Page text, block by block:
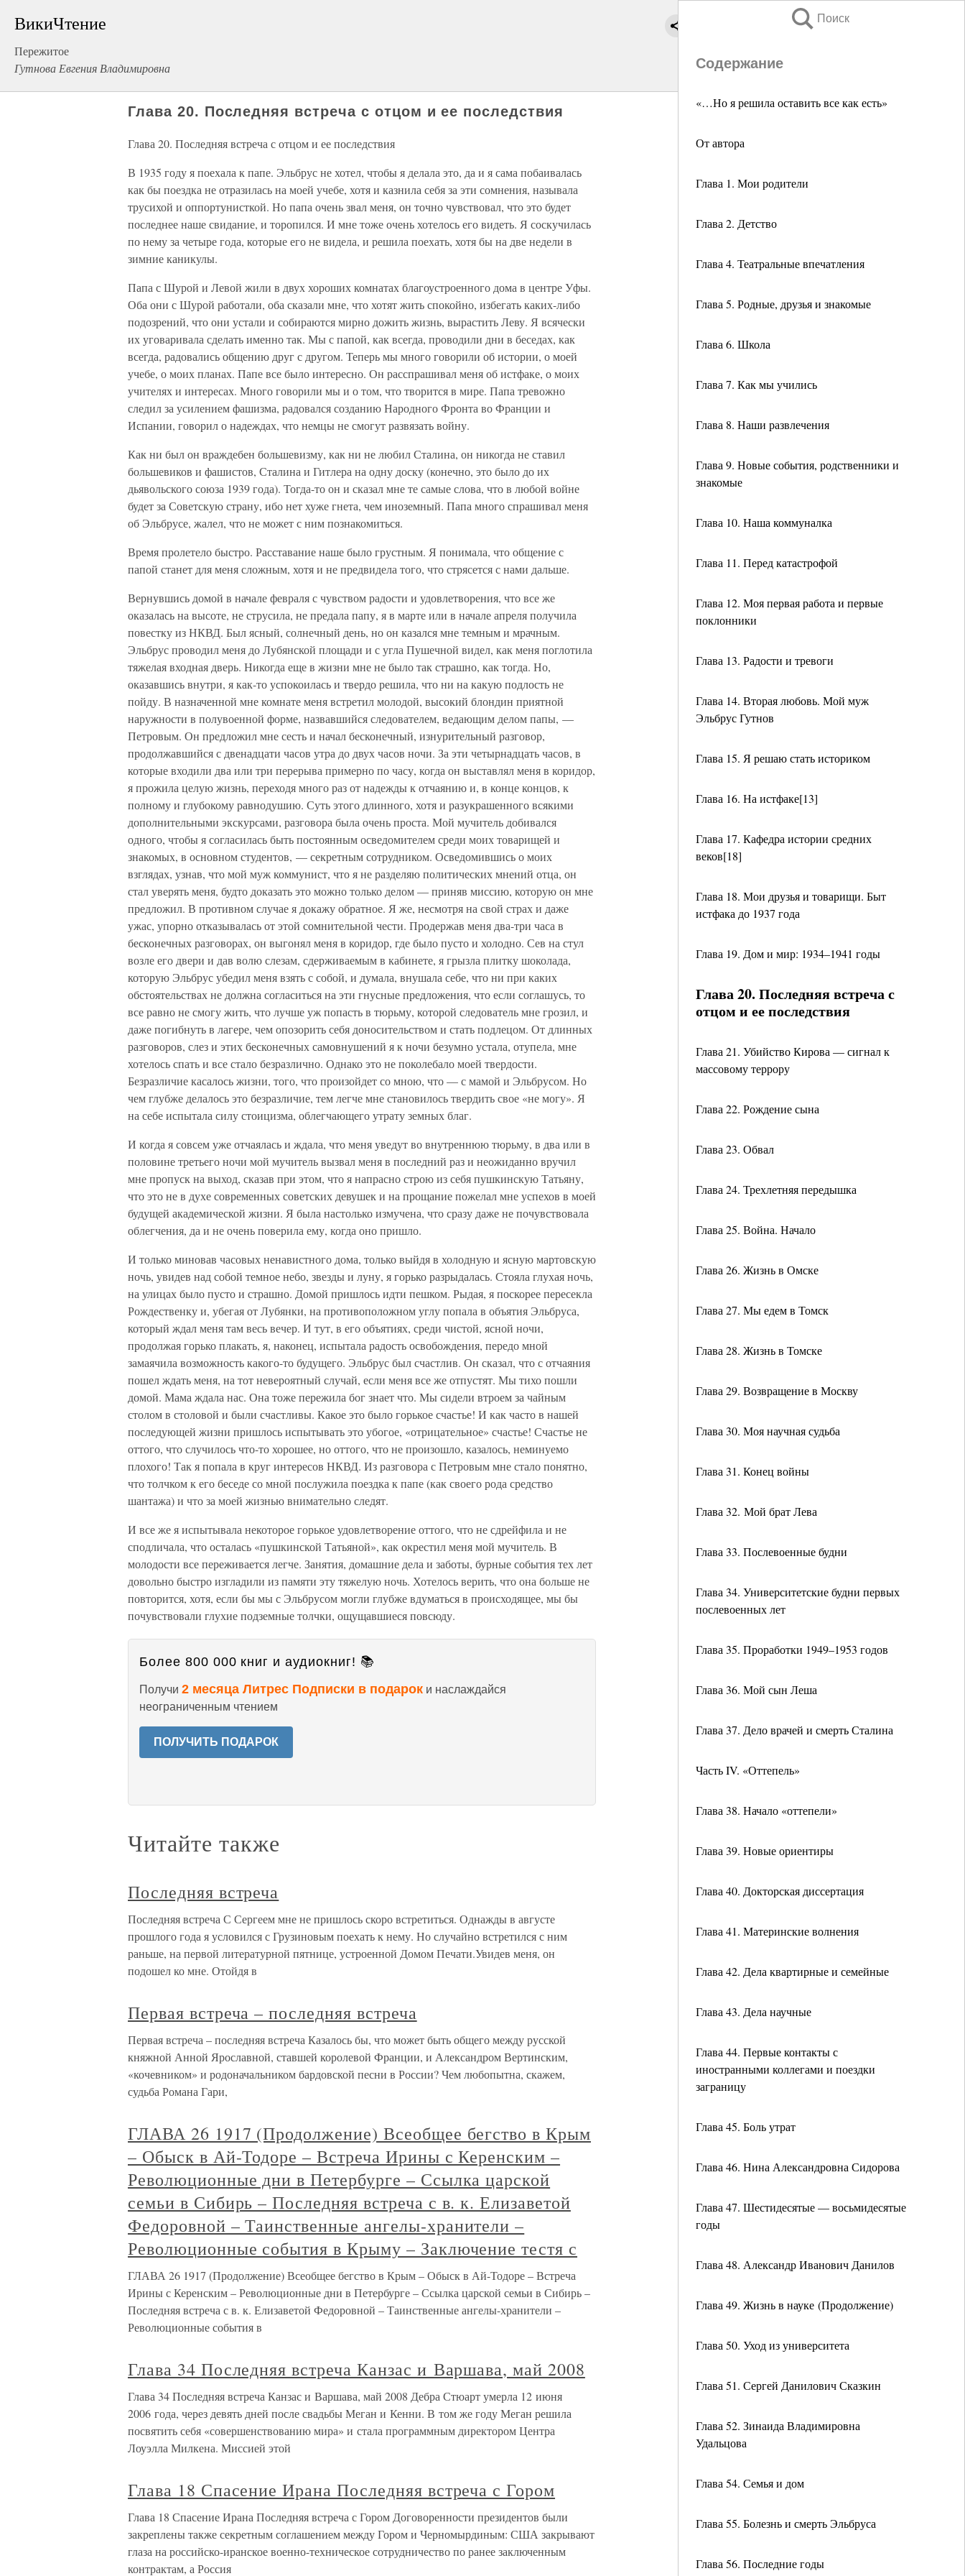
ВикиЧтение
Пережитое
Гутнова Евгения Владимировна
Поиск
Содержание
«…Но я решила оставить все как есть»
От автора
Глава 1. Мои родители
Глава 2. Детство
Глава 4. Театральные впечатления
Глава 5. Родные, друзья и знакомые
Глава 6. Школа
Глава 7. Как мы учились
Глава 8. Наши развлечения
Глава 9. Новые события, родственники и
знакомые
Глава 10. Наша коммуналка
Глава 11. Перед катастрофой
Глава 12. Моя первая работа и первые
поклонники
Глава 13. Радости и тревоги
Глава 14. Вторая любовь. Мой муж
Эльбрус Гутнов
Глава 15. Я решаю стать историком
Глава 16. На истфаке[13]
Глава 17. Кафедра истории средних
веков[18]
Глава 18. Мои друзья и товарищи. Быт
истфака до 1937 года
Глава 19. Дом и мир: 1934–1941 годы
Глава 20. Последняя встреча с
отцом и ее последствия
Глава 21. Убийство Кирова — сигнал к
массовому террору
Глава 22. Рождение сына
Глава 23. Обвал
Глава 24. Трехлетняя передышка
Глава 25. Война. Начало
Глава 26. Жизнь в Омске
Глава 27. Мы едем в Томск
Глава 28. Жизнь в Томске
Глава 29. Возвращение в Москву
Глава 30. Моя научная судьба
Глава 31. Конец войны
Глава 32. Мой брат Лева
Глава 33. Послевоенные будни
Глава 34. Университетские будни первых
послевоенных лет
Глава 35. Проработки 1949–1953 годов
Глава 36. Мой сын Леша
Глава 37. Дело врачей и смерть Сталина
Часть IV. «Оттепель»
Глава 38. Начало «оттепели»
Глава 39. Новые ориентиры
Глава 40. Докторская диссертация
Глава 41. Материнские волнения
Глава 42. Дела квартирные и семейные
Глава 43. Дела научные
Глава 44. Первые контакты с
иностранными коллегами и поездки
заграницу
Глава 45. Боль утрат
Глава 46. Нина Александровна Сидорова
Глава 47. Шестидесятые — восьмидесятые
годы
Глава 48. Александр Иванович Данилов
Глава 49. Жизнь в науке (Продолжение)
Глава 50. Уход из университета
Глава 51. Сергей Данилович Сказкин
Глава 52. Зинаида Владимировна
Удальцова
Глава 54. Семья и дом
Глава 55. Болезнь и смерть Эльбруса
Глава 56. Последние годы
Глава 20. Последняя встреча с отцом и ее последствия
Глава 20. Последняя встреча с отцом и ее последствия
В 1935 году я поехала к папе. Эльбрус не хотел, чтобы я делала это, да и я сама побаивалась
как бы поездка не отразилась на моей учебе, хотя и казнила себя за эти сомнения, называла
трусихой и оппортунисткой. Но папа очень звал меня, он точно чувствовал, что это будет
последнее наше свидание, и торопился. И мне тоже очень хотелось его видеть. Я соскучилась
по нему за четыре года, которые его не видела, и решила поехать, хотя бы на две недели в
зимние каникулы.
Папа с Шурой и Левой жили в двух хороших комнатах благоустроенного дома в центре Уфы.
Оба они с Шурой работали, оба сказали мне, что хотят жить спокойно, избегать каких-либо
подозрений, что они устали и собираются мирно дожить жизнь, вырастить Леву. Я всячески
их уговаривала сделать именно так. Мы с папой, как всегда, проводили дни в беседах, как
всегда, радовались общению друг с другом. Теперь мы много говорили об истории, о моей
учебе, о моих планах. Папе все было интересно. Он расспрашивал меня об истфаке, о моих
учителях и интересах. Много говорили мы и о том, что творится в мире. Папа тревожно
следил за усилением фашизма, радовался созданию Народного Фронта во Франции и
Испании, говорил о надеждах, что немцы не смогут развязать войну.
Как ни был он враждебен большевизму, как ни не любил Сталина, он никогда не ставил
большевиков и фашистов, Сталина и Гитлера на одну доску (конечно, это было до их
дьявольского союза 1939 года). Тогда-то он и сказал мне те самые слова, что в любой войне
будет за Советскую страну, ибо нет хуже гнета, чем иноземный. Папа много спрашивал меня
об Эльбрусе, жалел, что не может с ним познакомиться.
Время пролетело быстро. Расставание наше было грустным. Я понимала, что общение с
папой станет для меня сложным, хотя и не предвидела того, что стрясется с нами дальше.
Вернувшись домой в начале февраля с чувством радости и удовлетворения, что все же
оказалась на высоте, не струсила, не предала папу, я в марте или в начале апреля получила
повестку из НКВД. Был ясный, солнечный день, но он казался мне темным и мрачным.
Эльбрус проводил меня до Лубянской площади и с угла Пушечной видел, как меня поглотила
тяжелая входная дверь. Никогда еще в жизни мне не было так страшно, как тогда. Но,
оказавшись внутри, я как-то успокоилась и твердо решила, что ни на какую подлость не
пойду. В назначенной мне комнате меня встретил молодой, высокий блондин приятной
наружности в полувоенной форме, назвавшийся следователем, ведающим делом папы, —
Петровым. Он предложил мне сесть и начал бесконечный, изнурительный разговор,
продолжавшийся с двенадцати часов утра до двух часов ночи. За эти четырнадцать часов, в
которые входили два или три перерыва примерно по часу, когда он выставлял меня в коридор,
я прожила целую жизнь, переходя много раз от надежды к отчаянию и, в конце концов, к
полному и глубокому равнодушию. Суть этого длинного, хотя и разукрашенного всякими
дополнительными экскурсами, разговора была очень проста. Мой мучитель добивался
одного, чтобы я согласилась быть постоянным осведомителем среди моих товарищей и
знакомых, в основном студентов, — секретным сотрудником. Осведомившись о моих
взглядах, узнав, что мой муж коммунист, что я не разделяю политических мнений отца, он
стал уверять меня, будто доказать это можно только делом — приняв миссию, которую он мне
предложил. В противном случае я докажу обратное. Я же, несмотря на свой страх и даже
ужас, упорно отказывалась от этой сомнительной чести. Продержав меня два-три часа в
бесконечных разговорах, он выгонял меня в коридор, где было пусто и холодно. Сев на стул
возле его двери и дав волю слезам, сдерживаемым в кабинете, я грызла плитку шоколада,
которую Эльбрус убедил меня взять с собой, и думала, внушала себе, что ни при каких
обстоятельствах не должна согласиться на эти гнусные предложения, что если соглашусь, то
все равно не смогу жить, что лучше уж попасть в тюрьму, которой следователь мне грозил, и
даже погибнуть в лагере, чем опозорить себя доносительством и стать подлецом. От длинных
разговоров, слез и этих бесконечных самовнушений я к ночи безумно устала, отупела, мне
хотелось спать и все стало безразлично. Однако это не поколебало моей твердости.
Безразличие касалось жизни, того, что произойдет со мною, что — с мамой и Эльбрусом. Но
чем глубже делалось это безразличие, тем легче мне становилось твердить свое «не могу». Я
на себе испытала силу стоицизма, облегчающего утрату земных благ.
И когда я совсем уже отчаялась и ждала, что меня уведут во внутреннюю тюрьму, в два или в
половине третьего ночи мой мучитель вызвал меня в последний раз и неожиданно вручил
мне пропуск на выход, сказав при этом, что я напрасно строю из себя пушкинскую Татьяну,
что это не в духе современных советских девушек и на прощание пожелал мне успехов в моей
будущей академической жизни. Я была настолько измучена, что сразу даже не почувствовала
облегчения, да и не очень поверила ему, когда оно пришло.
И только миновав часовых ненавистного дома, только выйдя в холодную и ясную мартовскую
ночь, увидев над собой темное небо, звезды и луну, я горько разрыдалась. Стояла глухая ночь,
на улицах было пусто и страшно. Домой пришлось идти пешком. Рыдая, я поскорее пересекла
Рождественку и, убегая от Лубянки, на противоположном углу попала в объятия Эльбруса,
который ждал меня там весь вечер. И тут, в его объятиях, среди чистой, ясной ночи,
продолжая горько плакать, я, наконец, испытала радость освобождения, передо мной
замаячила возможность какого-то будущего. Эльбрус был счастлив. Он сказал, что с отчаяния
пошел ждать меня, на тот невероятный случай, если меня все же отпустят. Мы тихо пошли
домой. Мама ждала нас. Она тоже пережила бог знает что. Мы сидели втроем за чайным
столом в столовой и были счастливы. Какое это было горькое счастье! И как часто в нашей
последующей жизни пришлось испытывать это убогое, «отрицательное» счастье! Счастье не
оттого, что случилось что-то хорошее, но оттого, что не произошло, казалось, неминуемо
плохого! Так я попала в круг интересов НКВД. Из разговора с Петровым мне стало понятно,
что толчком к его беседе со мной послужила поездка к папе (как своего рода средство
шантажа) и что за моей жизнью внимательно следят.
И все же я испытывала некоторое горькое удовлетворение оттого, что не сдрейфила и не
сподличала, что осталась «пушкинской Татьяной», как окрестил меня мой мучитель. В
молодости все переживается легче. Занятия, домашние дела и заботы, бурные события тех лет
довольно быстро изгладили из памяти эту тяжелую ночь. Хотелось верить, что она больше не
повторится, хотя, если бы мы с Эльбрусом могли глубже вдуматься в происходящее, мы бы
почувствовали глухие подземные толчки, ощущавшиеся повсюду.
Более 800 000 книг и аудиокниг! 📚
Получи 2 месяца Литрес Подписки в подарок и наслаждайся
неограниченным чтением
ПОЛУЧИТЬ ПОДАРОК
Читайте также
Последняя встреча
Последняя встреча С Сергеем мне не пришлось скоро встретиться. Однажды в августе
прошлого года я условился с Грузиновым поехать к нему. Но случайно встретился с ним
раньше, на первой литературной пятнице, устроенной Домом Печати.Увидев меня, он
подошел ко мне. Отойдя в
Первая встреча – последняя встреча
Первая встреча – последняя встреча Казалось бы, что может быть общего между русской
княжной Анной Ярославной, ставшей королевой Франции, и Александром Вертинским,
«кочевником» и родоначальником бардовской песни в России? Чем любопытна, скажем,
судьба Романа Гари,
ГЛАВА 26 1917 (Продолжение) Всеобщее бегство в Крым
– Обыск в Ай-Тодоре – Встреча Ирины с Керенским –
Революционные дни в Петербурге – Ссылка царской
семьи в Сибирь – Последняя встреча с в. к. Елизаветой
Федоровной – Таинственные ангелы-хранители –
Революционные события в Крыму – Заключение тестя с
ГЛАВА 26 1917 (Продолжение) Всеобщее бегство в Крым – Обыск в Ай-Тодоре – Встреча
Ирины с Керенским – Революционные дни в Петербурге – Ссылка царской семьи в Сибирь –
Последняя встреча с в. к. Елизаветой Федоровной – Таинственные ангелы-хранители –
Революционные события в
Глава 34 Последняя встреча Канзас и Варшава, май 2008
Глава 34 Последняя встреча Канзас и Варшава, май 2008 Дебра Стюарт умерла 12 июня
2006 года, через девять дней после свадьбы Меган и Кенни. В том же году Меган решила
посвятить себя «совершенствованию мира» и стала программным директором Центра
Лоуэлла Милкена. Миссией этой
Глава 18 Спасение Ирана Последняя встреча с Гором
Глава 18 Спасение Ирана Последняя встреча с Гором Договоренности президентов были
закреплены также секретным соглашением между Гором и Черномырдиным: США закрывают
глаза на российско-иранское военно-техническое сотрудничество по ранее заключенным
контрактам, а Россия